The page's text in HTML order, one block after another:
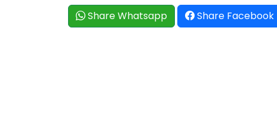
Share Whatsapp Share Facebook